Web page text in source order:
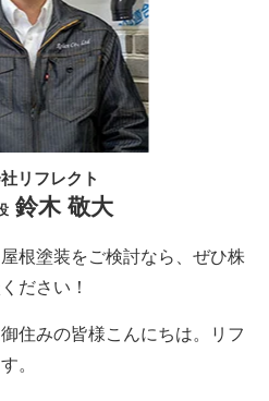
リフレクト
鈴木 敬大
根塗装をご検討なら、ぜひ株
ださい！
住みの皆様こんにちは。
リフ
。